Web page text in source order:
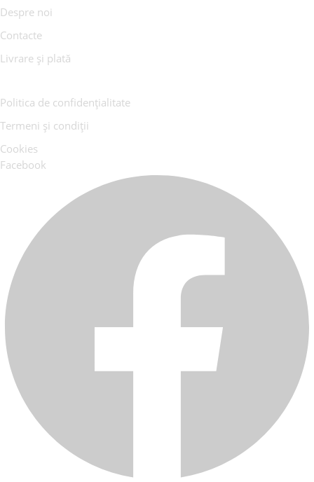
Despre noi
Contacte
Livrare și plată
Politica de confidențialitate
Termeni și condiții
Cookies
Facebook